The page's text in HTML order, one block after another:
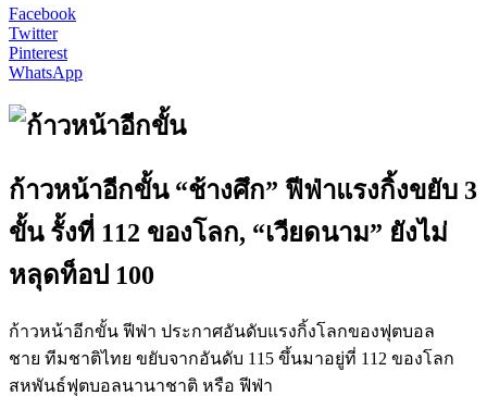
Facebook
Twitter
Pinterest
WhatsApp
ก้าวหน้าอีกขั้น “ช้างศึก” ฟีฟ่าแรงกิ้งขยับ 3
ขั้น รั้งที่ 112 ของโลก, “เวียดนาม” ยังไม่
หลุดท็อป 100
ก้าวหน้าอีกขั้น ฟีฟ่า ประกาศอันดับแรงกิ้งโลกของฟุตบอล
ชาย ทีมชาติไทย ขยับจากอันดับ 115 ขึ้นมาอยู่ที่ 112 ของโลก
สหพันธ์ฟุตบอลนานาชาติ หรือ ฟีฟ่า